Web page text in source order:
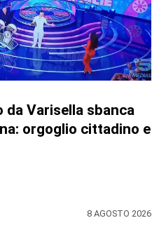
da Varisella sbanca
orgoglio cittadino e
8 AGOSTO 2026